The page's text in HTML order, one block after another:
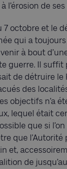
l’érosion de
7 octobre et le
qui a
à bout
guerre. Il suffit
de détruire
des
objectifs n’a
lequel était
que si
que
et,
de